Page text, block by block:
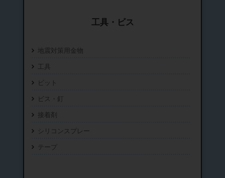
工具・ビス
地震対策用金物
工具
ビット
ビス・釘
接着剤
シリコンスプレー
テープ